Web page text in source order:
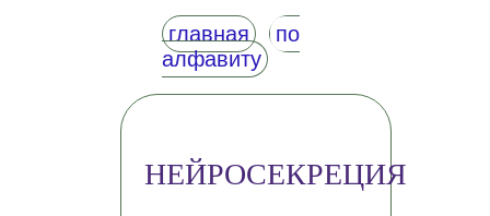
главная
по
алфавиту
НЕЙРОСЕКРЕЦИЯ